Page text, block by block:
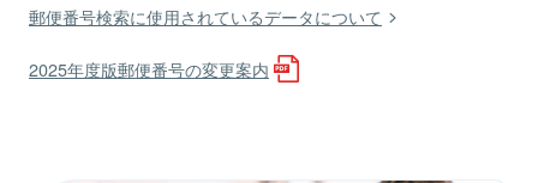
郵便番号検索に使用されているデータについて
2025年度版郵便番号の変更案内